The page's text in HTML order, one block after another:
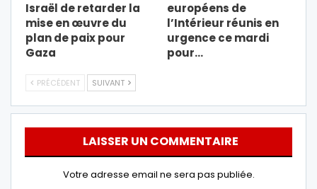
Israël de retarder la
mise en œuvre du
plan de paix pour
Gaza
européens de
l’Intérieur réunis en
urgence ce mardi
pour…
PRÉCÉDENT SUIVANT
LAISSER UN COMMENTAIRE
Votre adresse email ne sera pas publiée.